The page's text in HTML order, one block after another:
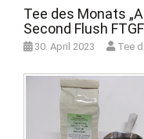
Tee des Monats
Second Flush
30. April 2023 Tee